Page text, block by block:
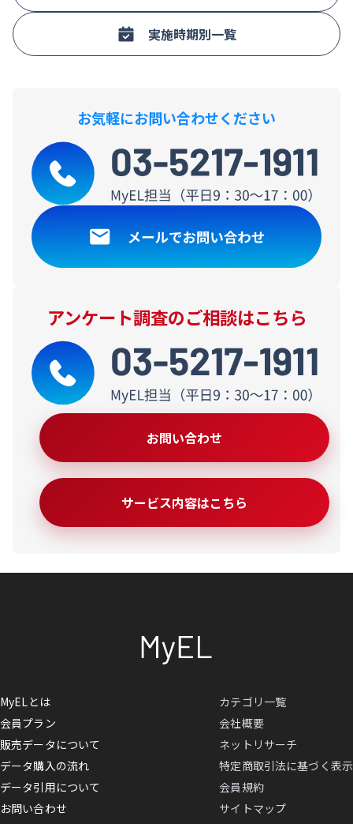
実施時期別一覧
お気軽にお問い合わせください
アンケート調査のご相談はこちら
お問い合わせ
サービス内容はこちら
MyELとは
会員プラン
販売データについて
データ購入の流れ
データ引用について
お問い合わせ
カテゴリ一覧
会社概要
ネットリサーチ
特定商取引法に基づく表示
会員規約
サイトマップ